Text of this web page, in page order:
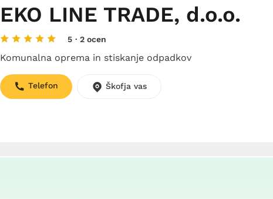
EKO LINE TRADE, d.o.o.
5 · 2 ocen
Komunalna oprema in stiskanje odpadkov
Telefon Škofja vas